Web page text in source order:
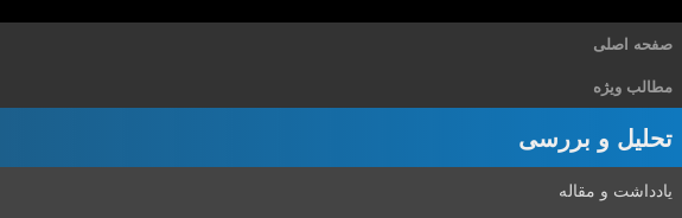
صفحه اصلی
مطالب ویژه
تحلیل و بررسی
یادداشت و مقاله